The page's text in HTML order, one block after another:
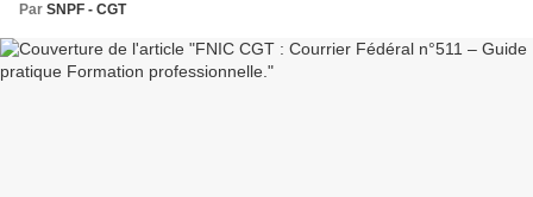
Par SNPF - CGT